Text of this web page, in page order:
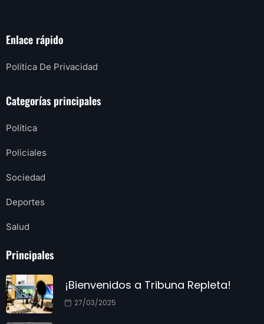
Enlace rápido
Política De Privacidad
Categorías principales
Política
Policiales
Sociedad
Deportes
Salud
Principales
¡Bienvenidos a Tribuna Repleta!
27/03/2025